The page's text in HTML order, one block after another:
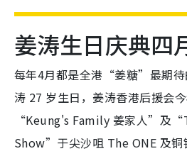
姜涛生日庆典四
每年4月都是全港“姜糖”最期待
涛 27 岁生日，姜涛香港后援会
“Keung's Family 姜家人”及
Show”于尖沙咀 The ONE 及铜